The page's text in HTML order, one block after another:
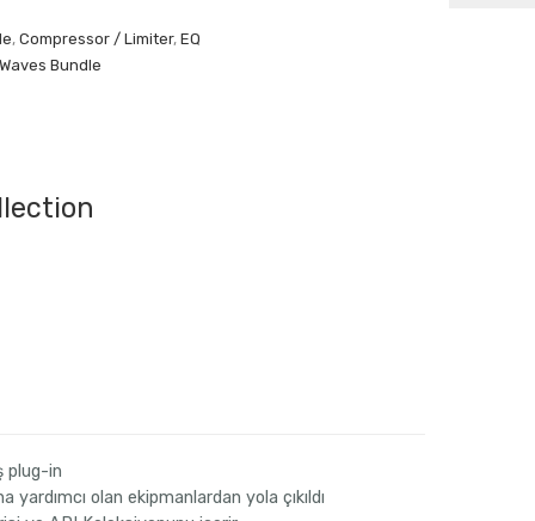
, Compressor / Limiter, EQ
Waves Bundle
$.
plug-in
yardımcı olan ekipmanlardan yola çıkıldı